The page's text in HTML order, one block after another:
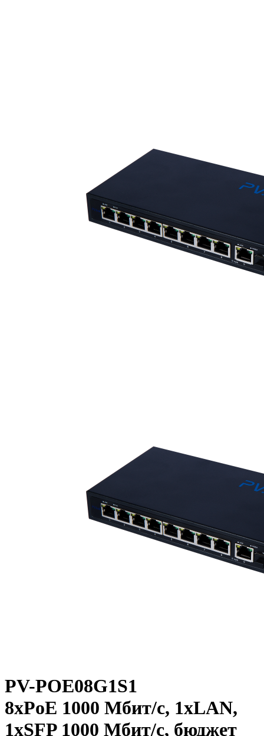
PV-POE08G1S1
8xPoE 1000 Мбит/c, 1xLAN,
1xSFP 1000 Мбит/c, бюджет